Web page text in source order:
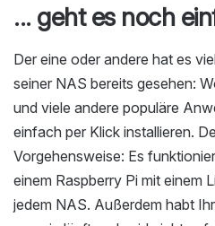
... geht es noch
Der eine oder andere hat es
seiner NAS bereits gesehen:
und viele andere populäre
einfach per Klick installieren.
Vorgehensweise: Es
einem Raspberry Pi mit einem
jedem NAS. Außerdem habt